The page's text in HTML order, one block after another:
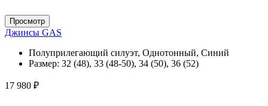
Просмотр
Джинсы GAS
Полуприлегающий силуэт, Однотонный, Синий
Размер: 32 (48), 33 (48-50), 34 (50), 36 (52)
17 980 ₽